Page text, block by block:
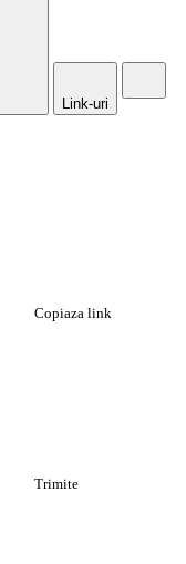
Link-uri
Copiaza link
Trimite